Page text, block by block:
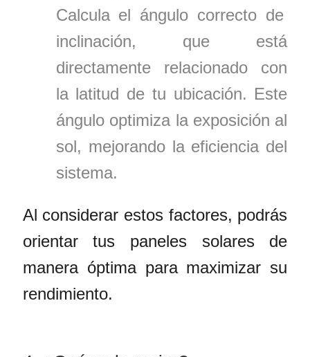
Calcula el ángulo correcto de
inclinación, que está
directamente relacionado con
la latitud de tu ubicación. Este
ángulo optimiza la exposición al
sol, mejorando la eficiencia del
sistema.
Al considerar estos factores, podrás
orientar tus paneles solares de
manera óptima para maximizar su
rendimiento.